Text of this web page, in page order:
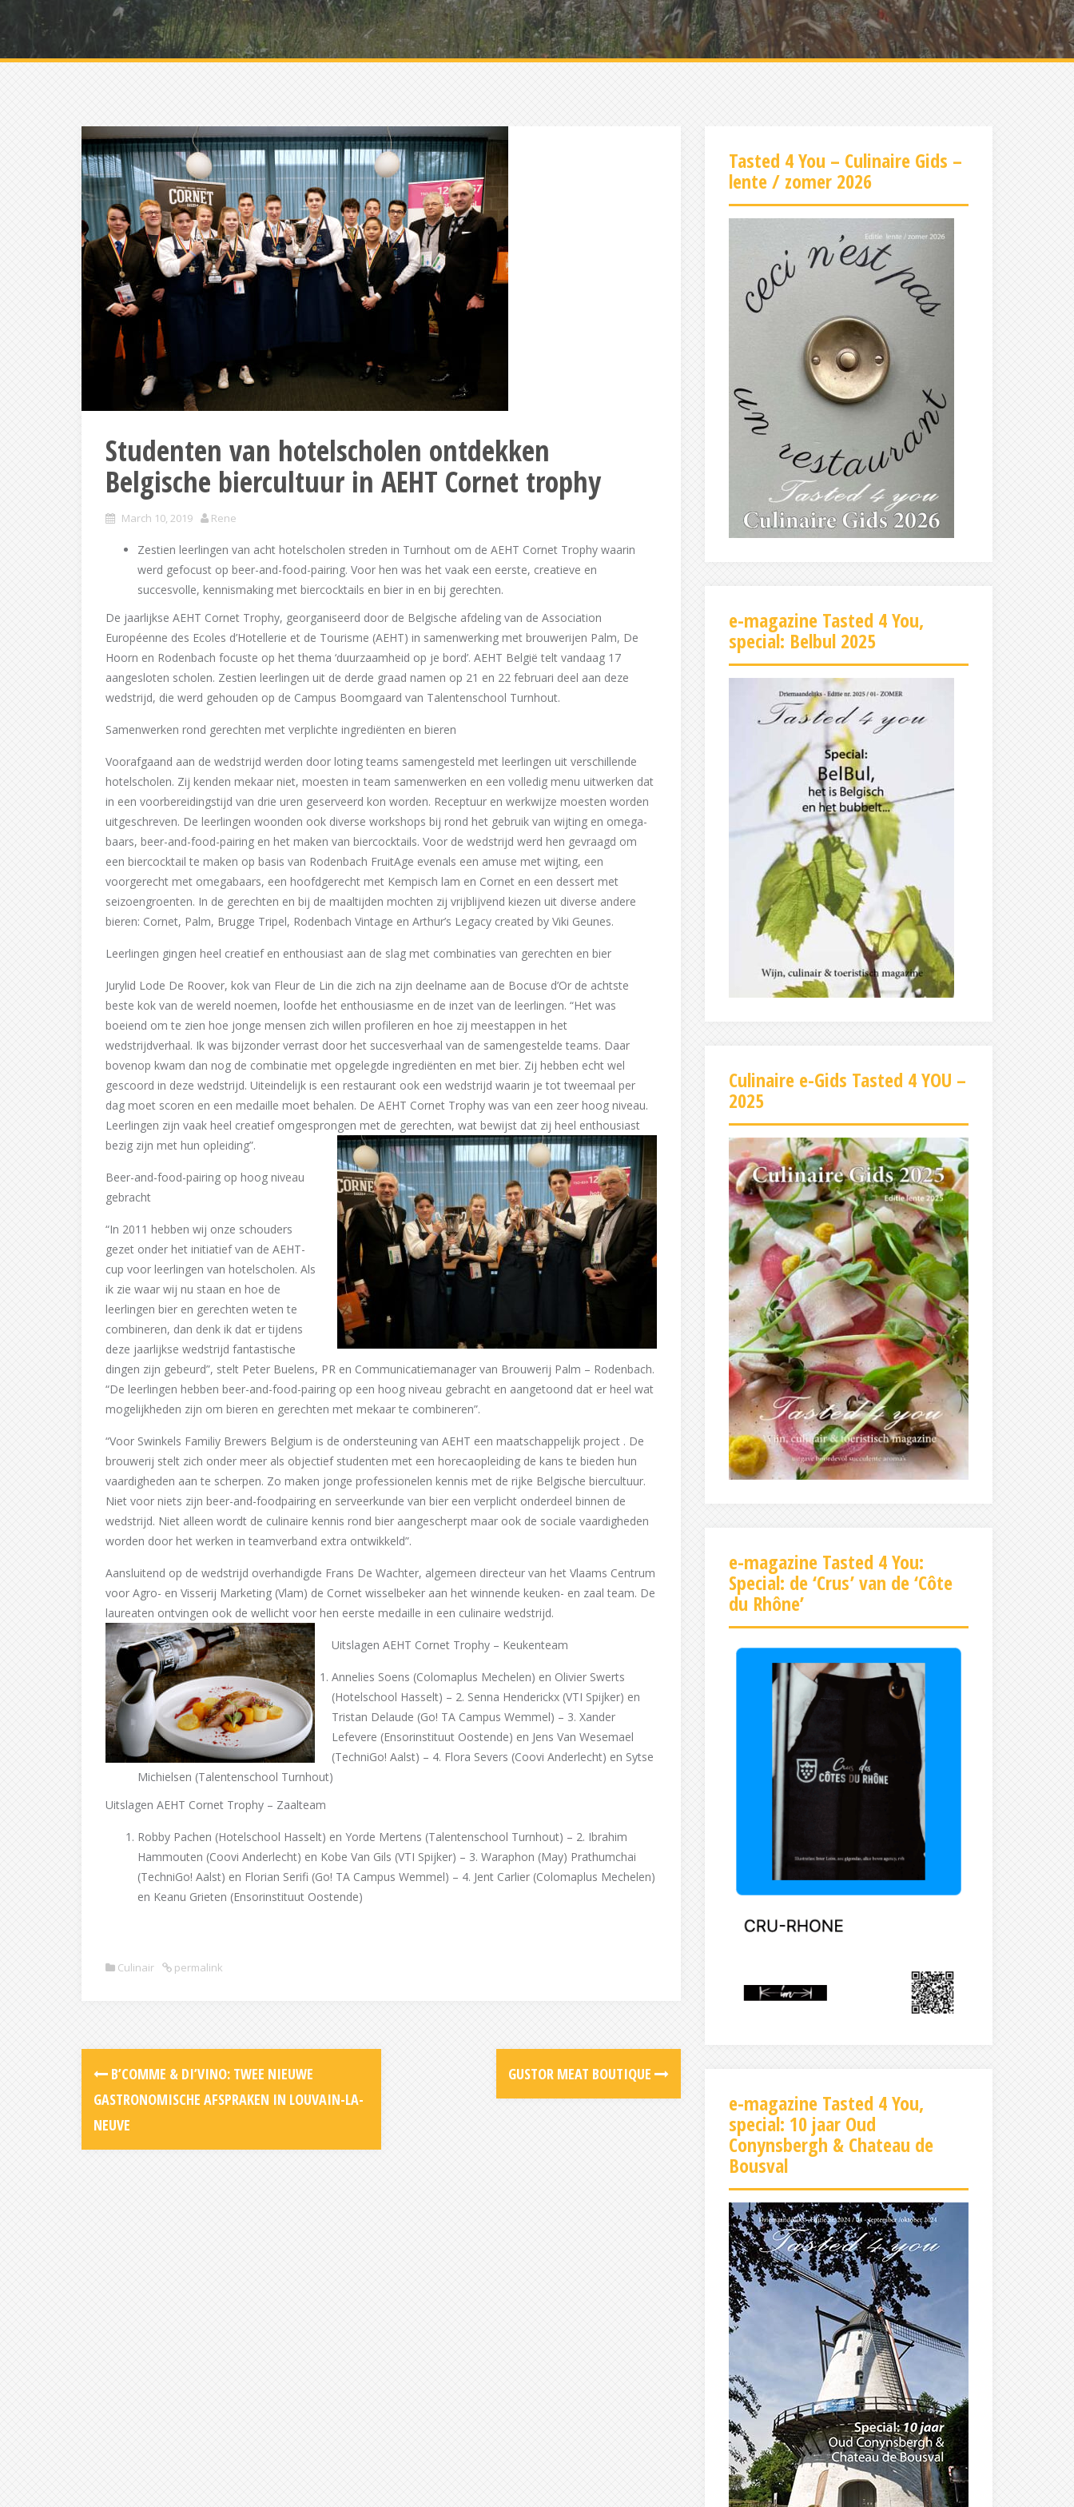
Studenten van hotelscholen ontdekken
Belgische biercultuur in AEHT Cornet trophy
March 10, 2019 Rene
Zestien leerlingen van acht hotelscholen streden in Turnhout om de AEHT Cornet Trophy waarin
werd gefocust op beer-and-food-pairing. Voor hen was het vaak een eerste, creatieve en
succesvolle, kennismaking met biercocktails en bier in en bij gerechten.
De jaarlijkse AEHT Cornet Trophy, georganiseerd door de Belgische afdeling van de Association
Européenne des Ecoles d’Hotellerie et de Tourisme (AEHT) in samenwerking met brouwerijen Palm, De
Hoorn en Rodenbach focuste op het thema ‘duurzaamheid op je bord’. AEHT België telt vandaag 17
aangesloten scholen. Zestien leerlingen uit de derde graad namen op 21 en 22 februari deel aan deze
wedstrijd, die werd gehouden op de Campus Boomgaard van Talentenschool Turnhout.
Samenwerken rond gerechten met verplichte ingrediënten en bieren
Voorafgaand aan de wedstrijd werden door loting teams samengesteld met leerlingen uit verschillende
hotelscholen. Zij kenden mekaar niet, moesten in team samenwerken en een volledig menu uitwerken dat
in een voorbereidingstijd van drie uren geserveerd kon worden. Receptuur en werkwijze moesten worden
uitgeschreven. De leerlingen woonden ook diverse workshops bij rond het gebruik van wijting en omega-
baars, beer-and-food-pairing en het maken van biercocktails. Voor de wedstrijd werd hen gevraagd om
een biercocktail te maken op basis van Rodenbach FruitAge evenals een amuse met wijting, een
voorgerecht met omegabaars, een hoofdgerecht met Kempisch lam en Cornet en een dessert met
seizoengroenten. In de gerechten en bij de maaltijden mochten zij vrijblijvend kiezen uit diverse andere
bieren: Cornet, Palm, Brugge Tripel, Rodenbach Vintage en Arthur’s Legacy created by Viki Geunes.
Leerlingen gingen heel creatief en enthousiast aan de slag met combinaties van gerechten en bier
Jurylid Lode De Roover, kok van Fleur de Lin die zich na zijn deelname aan de Bocuse d’Or de achtste
beste kok van de wereld noemen, loofde het enthousiasme en de inzet van de leerlingen. “Het was
boeiend om te zien hoe jonge mensen zich willen profileren en hoe zij meestappen in het
wedstrijdverhaal. Ik was bijzonder verrast door het succesverhaal van de samengestelde teams. Daar
bovenop kwam dan nog de combinatie met opgelegde ingrediënten en met bier. Zij hebben echt wel
gescoord in deze wedstrijd. Uiteindelijk is een restaurant ook een wedstrijd waarin je tot tweemaal per
dag moet scoren en een medaille moet behalen. De AEHT Cornet Trophy was van een zeer hoog niveau.
Leerlingen zijn vaak heel creatief omgesprongen met de gerechten, wat bewijst dat zij heel enthousiast
bezig zijn met hun opleiding”.
Beer-and-food-pairing op hoog niveau
gebracht
“In 2011 hebben wij onze schouders
gezet onder het initiatief van de AEHT-
cup voor leerlingen van hotelscholen. Als
ik zie waar wij nu staan en hoe de
leerlingen bier en gerechten weten te
combineren, dan denk ik dat er tijdens
deze jaarlijkse wedstrijd fantastische
dingen zijn gebeurd”, stelt Peter Buelens, PR en Communicatiemanager van Brouwerij Palm – Rodenbach.
“De leerlingen hebben beer-and-food-pairing op een hoog niveau gebracht en aangetoond dat er heel wat
mogelijkheden zijn om bieren en gerechten met mekaar te combineren”.
“Voor Swinkels Familiy Brewers Belgium is de ondersteuning van AEHT een maatschappelijk project . De
brouwerij stelt zich onder meer als objectief studenten met een horecaopleiding de kans te bieden hun
vaardigheden aan te scherpen. Zo maken jonge professionelen kennis met de rijke Belgische biercultuur.
Niet voor niets zijn beer-and-foodpairing en serveerkunde van bier een verplicht onderdeel binnen de
wedstrijd. Niet alleen wordt de culinaire kennis rond bier aangescherpt maar ook de sociale vaardigheden
worden door het werken in teamverband extra ontwikkeld”.
Aansluitend op de wedstrijd overhandigde Frans De Wachter, algemeen directeur van het Vlaams Centrum
voor Agro- en Visserij Marketing (Vlam) de Cornet wisselbeker aan het winnende keuken- en zaal team. De
laureaten ontvingen ook de wellicht voor hen eerste medaille in een culinaire wedstrijd.
Uitslagen AEHT Cornet Trophy – Keukenteam
Annelies Soens (Colomaplus Mechelen) en Olivier Swerts
(Hotelschool Hasselt) – 2. Senna Henderickx (VTI Spijker) en
Tristan Delaude (Go! TA Campus Wemmel) – 3. Xander
Lefevere (Ensorinstituut Oostende) en Jens Van Wesemael
(TechniGo! Aalst) – 4. Flora Severs (Coovi Anderlecht) en Sytse
Michielsen (Talentenschool Turnhout)
Uitslagen AEHT Cornet Trophy – Zaalteam
Robby Pachen (Hotelschool Hasselt) en Yorde Mertens (Talentenschool Turnhout) – 2. Ibrahim
Hammouten (Coovi Anderlecht) en Kobe Van Gils (VTI Spijker) – 3. Waraphon (May) Prathumchai
(TechniGo! Aalst) en Florian Serifi (Go! TA Campus Wemmel) – 4. Jent Carlier (Colomaplus Mechelen)
en Keanu Grieten (Ensorinstituut Oostende)
Culinair permalink
Post
navigation
B’COMME & DI’VINO: TWEE NIEUWE
GASTRONOMISCHE AFSPRAKEN IN LOUVAIN-LA-
NEUVE
GUSTOR MEAT BOUTIQUE
Tasted 4 You – Culinaire Gids –
lente / zomer 2026
e-magazine Tasted 4 You,
special: Belbul 2025
Culinaire e-Gids Tasted 4 YOU –
2025
e-magazine Tasted 4 You:
Special: de ‘Crus’ van de ‘Côte
du Rhône’
e-magazine Tasted 4 You,
special: 10 jaar Oud
Conynsbergh & Chateau de
Bousval